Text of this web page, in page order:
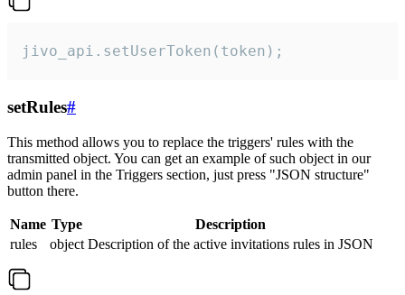
jivo_api.setUserToken(token);
setRules#
This method allows you to replace the triggers' rules with the
transmitted object. You can get an example of such object in our
admin panel in the Triggers section, just press "JSON structure"
button there.
Name Type
Description
rules
object Description of the active invitations rules in JSON